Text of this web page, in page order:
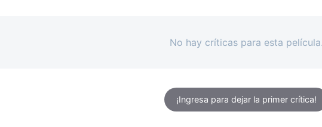
No hay críticas para esta película.
¡Ingresa para dejar la primer crítica!